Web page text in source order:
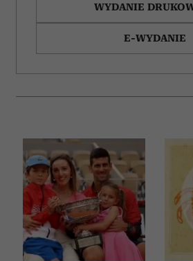
WYDANIE
E-WYDANIE